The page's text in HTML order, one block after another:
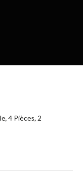
4 Pièces, 2